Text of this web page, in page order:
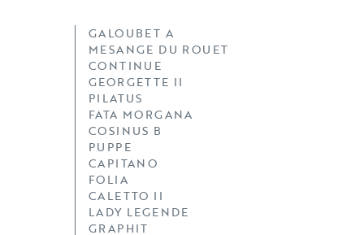
GALOUBET A
MESANGE DU ROUET
CONTINUE
GEORGETTE II
PILATUS
FATA MORGANA
COSINUS B
PUPPE
CAPITANO
FOLIA
CALETTO II
LADY LEGENDE
GRAPHIT